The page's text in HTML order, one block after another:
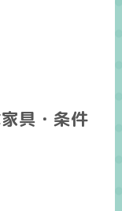
具・条件